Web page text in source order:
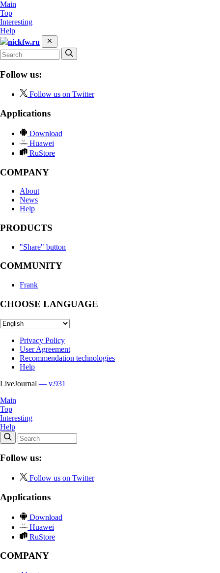
Main
Top
Interesting
Help
nickfw.ru
Follow us:
Follow us on Twitter
Applications
Download
Huawei
RuStore
COMPANY
About
News
Help
PRODUCTS
"Share" button
COMMUNITY
Frank
CHOOSE LANGUAGE
Privacy Policy
User Agreement
Recommendation technologies
Help
LiveJournal — v.931
Main
Top
Interesting
Help
Follow us:
Follow us on Twitter
Applications
Download
Huawei
RuStore
COMPANY